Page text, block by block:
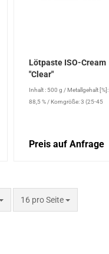
Lötpaste ISO-Cream
"Clear"
Inhalt : 500 g /Metallgehalt [%]:
88,5 %/Korngröße: 3 (25-45
Preis auf Anfrage
16 pro Seite